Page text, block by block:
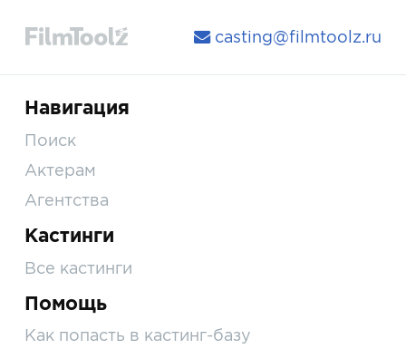
casting@filmtoolz.ru
Навигация
Поиск
Актерам
Агентства
Кастинги
Все кастинги
Помощь
Как попасть в кастинг-базу